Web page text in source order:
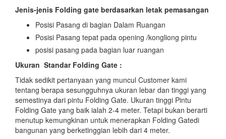
Jenis-jenis Folding gate berdasarkan letak pemasangan
Posisi Pasang di bagian Dalam Ruangan
Posisi Pasang tepat pada opening /kongliong pintu
posisi pasang pada bagian luar ruangan
Ukuran Standar Folding Gate :
Tidak sedikit pertanyaan yang muncul Customer kami
tentang berapa sesungguhnya ukuran lebar dan tinggi yang
semestinya dari pintu Folding Gate. Ukuran tinggi Pintu
Folding Gate yang baik ialah 2-4 meter. Tetapi bukan berarti
menutup kemungkinan untuk menerapkan Folding Gatedi
bangunan yang berketinggian lebih dari 4 meter.